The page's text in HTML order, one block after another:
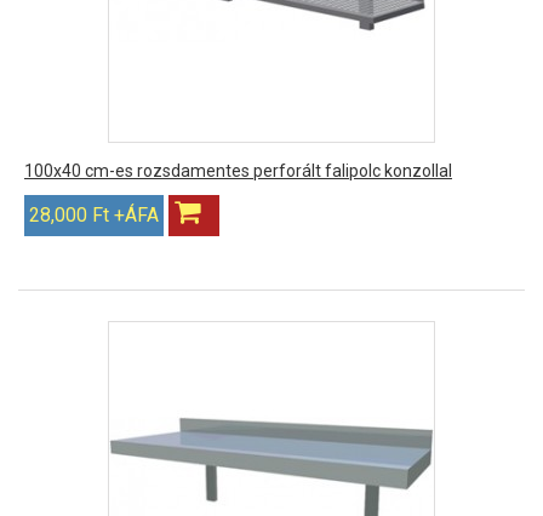
100x40 cm-es rozsdamentes perforált falipolc konzollal
28,000 Ft +ÁFA